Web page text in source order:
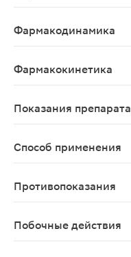
Фармакодинамика
Фармакокинетика
Показания препарата
Способ применения
Противопоказания
Побочные действия